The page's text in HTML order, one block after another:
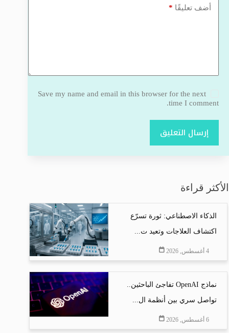
أضف تعليقًا *
Save my name and email in this browser for the next
time I comment.
إرسال التعليق
الأكثر قراءة
الذكاء الاصطناعي: ثورة تسرّع
اكتشاف العلاجات وتعيد ت...
4 أغسطس, 2026
نماذج OpenAI تفاجئ الباحثين..
تواصل سري بين أنظمة ال...
6 أغسطس, 2026